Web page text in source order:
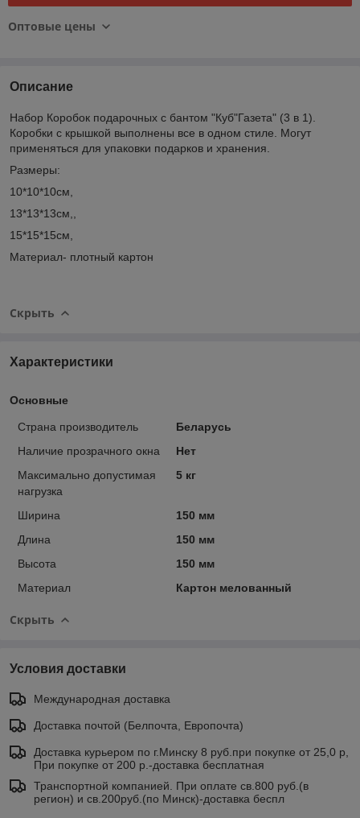
Оптовые цены
Описание
Набор Коробок подарочных с бантом "Куб"Газета" (3 в 1).
Коробки с крышкой выполнены все в одном стиле. Могут
применяться для упаковки подарков и хранения.
Размеры:
10*10*10см,
13*13*13см,,
15*15*15см,
Материал- плотный картон
Скрыть
Характеристики
Основные
Страна производитель
Беларусь
Наличие прозрачного окна
Нет
Максимально допустимая
нагрузка
5 кг
Ширина
150 мм
Длина
150 мм
Высота
150 мм
Материал
Картон мелованный
Скрыть
Условия доставки
Международная доставка
Доставка почтой (Белпочта, Европочта)
Доставка курьером по г.Минску 8 руб.при покупке от 25,0 р,
При покупке от 200 р.-доставка бесплатная
Транспортной компанией. При оплате св.800 руб.(в
регион) и св.200руб.(по Минск)-доставка беспл